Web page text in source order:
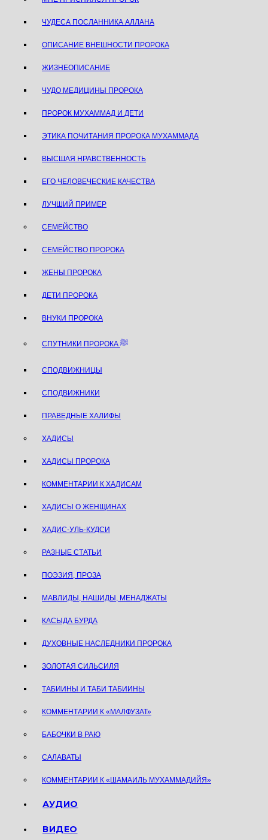
ЧУДЕСА ПОСЛАННИКА АЛЛАHА
ОПИСАНИЕ ВНЕШНОСТИ ПРОРОКА
ЖИЗНЕОПИСАНИЕ
ЧУДО МЕДИЦИНЫ ПРОРОКА
ПРОРОК МУХАММАД И ДЕТИ
ЭТИКА ПОЧИТАНИЯ ПРОРОКА МУХАММАДА
ВЫСШАЯ НРАВСТВЕННОСТЬ
ЕГО ЧЕЛОВЕЧЕСКИЕ КАЧЕСТВА
ЛУЧШИЙ ПРИМЕР
СЕМЕЙСТВО
СЕМЕЙСТВО ПРОРОКА
ЖЕНЫ ПРОРОКА
ДЕТИ ПРОРОКА
ВНУКИ ПРОРОКА
СПУТНИКИ ПРОРОКА ﷺ
СПОДВИЖНИЦЫ
СПОДВИЖНИКИ
ПРАВЕДНЫЕ ХАЛИФЫ
ХАДИСЫ
ХАДИСЫ ПРОРОКА
КОММЕНТАРИИ К ХАДИСАМ
ХАДИСЫ О ЖЕНЩИНАХ
ХАДИС-УЛЬ-КУДСИ
РАЗНЫЕ СТАТЬИ
ПОЭЗИЯ, ПРОЗА
МАВЛИДЫ, НАШИДЫ, МЕНАДЖАТЫ
КАСЫДА БУРДА
ДУХОВНЫЕ НАСЛЕДНИКИ ПРОРОКА
ЗОЛОТАЯ СИЛЬСИЛЯ
ТАБИИНЫ И ТАБИ ТАБИИНЫ
КОММЕНТАРИИ К «МАЛФУЗАТ»
БАБОЧКИ В РАЮ
САЛАВАТЫ
КОММЕНТАРИИ К «ШАМАИЛЬ МУХАММАДИЙЯ»
АУДИО
ВИДЕО